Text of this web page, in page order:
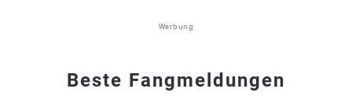
Werbung
Beste Fangmeldungen